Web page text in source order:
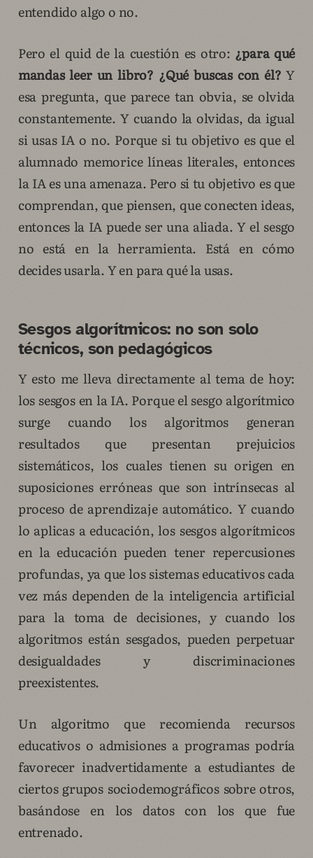
entendido algo o no.
Pero el quid de la cuestión es otro: ¿para qué
mandas leer un libro? ¿Qué buscas con él? Y
esa pregunta, que parece tan obvia, se olvida
constantemente. Y cuando la olvidas, da igual
si usas IA o no. Porque si tu objetivo es que el
alumnado memorice líneas literales, entonces
la IA es una amenaza. Pero si tu objetivo es que
comprendan, que piensen, que conecten ideas,
entonces la IA puede ser una aliada. Y el sesgo
no está en la herramienta. Está en cómo
decides usarla. Y en para qué la usas.
Sesgos algorítmicos: no son solo
técnicos, son pedagógicos
Y esto me lleva directamente al tema de hoy:
los sesgos en la IA. Porque el sesgo algorítmico
surge cuando los algoritmos generan
resultados que presentan prejuicios
sistemáticos, los cuales tienen su origen en
suposiciones erróneas que son intrínsecas al
proceso de aprendizaje automático. Y cuando
lo aplicas a educación, los sesgos algorítmicos
en la educación pueden tener repercusiones
profundas, ya que los sistemas educativos cada
vez más dependen de la inteligencia artificial
para la toma de decisiones, y cuando los
algoritmos están sesgados, pueden perpetuar
desigualdades y discriminaciones
preexistentes.
Un algoritmo que recomienda recursos
educativos o admisiones a programas podría
favorecer inadvertidamente a estudiantes de
ciertos grupos sociodemográficos sobre otros,
basándose en los datos con los que fue
entrenado.